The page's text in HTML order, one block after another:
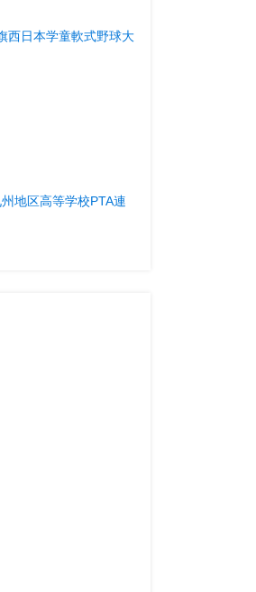
西日本学童軟式野球大
地区高等学校PTA連